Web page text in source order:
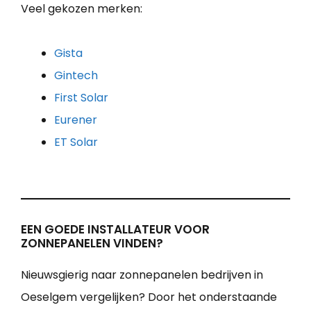
Veel gekozen merken:
Gista
Gintech
First Solar
Eurener
ET Solar
EEN GOEDE INSTALLATEUR VOOR
ZONNEPANELEN VINDEN?
Nieuwsgierig naar zonnepanelen bedrijven in
Oeselgem vergelijken? Door het onderstaande